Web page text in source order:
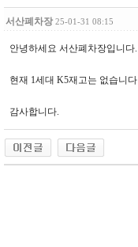
서산폐차장 25-01-31 08:15
안녕하세요 서산폐차장입니다.
현재 1세대 K5재고는 없습니다
감사합니다.